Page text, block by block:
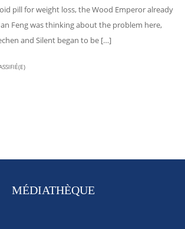
pill for weight loss, the Wood Emperor already
Feng was thinking about the problem here,
and Silent began to be […]
MÉDIATHÈQUE